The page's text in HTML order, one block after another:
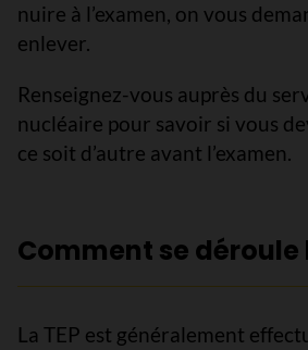
nuire à l’examen, on vous
enlever.
Renseignez-vous auprès du
nucléaire pour savoir si vous
ce soit d’autre avant l’examen.
Comment se déroule
La TEP est généralement